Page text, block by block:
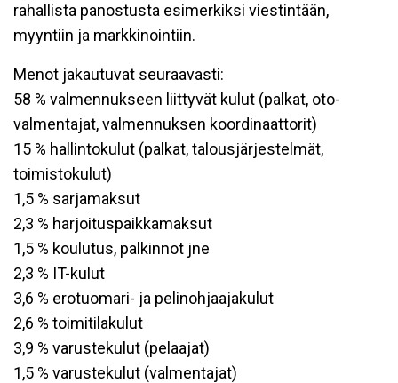
rahallista panostusta esimerkiksi viestintään,
myyntiin ja markkinointiin.
Menot jakautuvat seuraavasti:
58 % valmennukseen liittyvät kulut (palkat, oto-
valmentajat, valmennuksen koordinaattorit)
15 % hallintokulut (palkat, talousjärjestelmät,
toimistokulut)
1,5 % sarjamaksut
2,3 % harjoituspaikkamaksut
1,5 % koulutus, palkinnot jne
2,3 % IT-kulut
3,6 % erotuomari- ja pelinohjaajakulut
2,6 % toimitilakulut
3,9 % varustekulut (pelaajat)
1,5 % varustekulut (valmentajat)